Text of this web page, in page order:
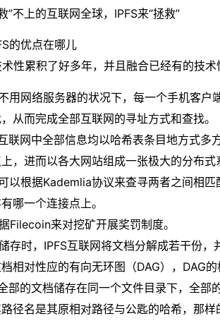
”不上的互联网全球，IPFS来“拯救”
的优点在哪儿
术性累积了好多年，并且融合已经有的技
用网络服务器的状况下，每一个手机客户
从而完成全部互联网的寻址方式和查找。
联网中全部信息均以哈希表条目地方式多
，进而以各大网站组成一张极大的分布
以根据Kademlia协议来查寻两者之间相
哪一个连接点上。
Filecoin来对挖矿开展奖罚制度。
存时，IPFS互联网将文档分解成若干份
相对性应的有向无环图（DAG），DAG的
部的文档储存在同一个文件目录下，全部
径名是其原相对路径与公匙的哈希，那